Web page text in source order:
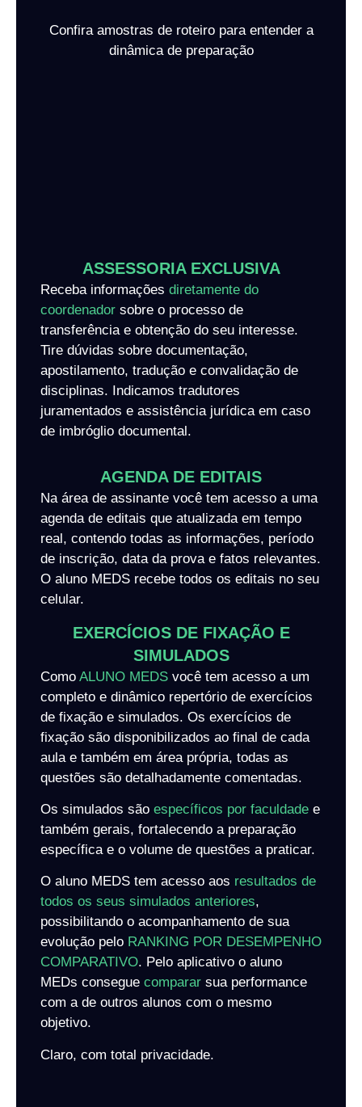
Confira amostras de roteiro para entender a
dinâmica de preparação
ASSESSORIA EXCLUSIVA
Receba informações diretamente do
coordenador sobre o processo de
transferência e obtenção do seu interesse.
Tire dúvidas sobre documentação,
apostilamento, tradução e convalidação de
disciplinas. Indicamos tradutores
juramentados e assistência jurídica em caso
de imbróglio documental.
AGENDA DE EDITAIS
Na área de assinante você tem acesso a uma
agenda de editais que atualizada em tempo
real, contendo todas as informações, período
de inscrição, data da prova e fatos relevantes.
O aluno MEDS recebe todos os editais no seu
celular.
EXERCÍCIOS DE FIXAÇÃO E
SIMULADOS
Como ALUNO MEDS você tem acesso a um
completo e dinâmico repertório de exercícios
de fixação e simulados. Os exercícios de
fixação são disponibilizados ao final de cada
aula e também em área própria, todas as
questões são detalhadamente comentadas.
Os simulados são específicos por faculdade e
também gerais, fortalecendo a preparação
específica e o volume de questões a praticar.
O aluno MEDS tem acesso aos resultados de
todos os seus simulados anteriores,
possibilitando o acompanhamento de sua
evolução pelo RANKING POR DESEMPENHO
COMPARATIVO. Pelo aplicativo o aluno
MEDs consegue comparar sua performance
com a de outros alunos com o mesmo
objetivo.
Claro, com total privacidade.